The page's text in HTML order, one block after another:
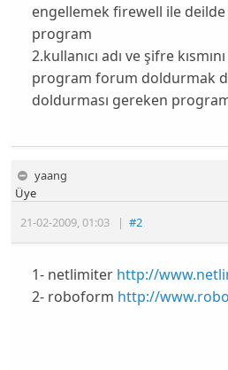
engellemek firewell ile
program
2.kullanıcı adı ve şifre
program forum doldurmak
doldurması gereken
yaang
21-02-2009,01:03 |#2
Üye
1- netlimiter http://
2- roboform http://